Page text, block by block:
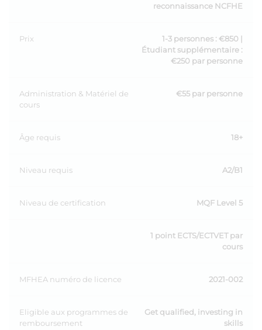
reconnaissance NCFHE
Prix
1-3 personnes : €850 |
Étudiant supplémentaire :
€250 par personne
Administration & Matériel de
cours
€55 par personne
Âge requis 18+
Niveau requis A2/B1
Niveau de certification MQF Level 5
1 point ECTS/ECTVET par
cours
MFHEA numéro de licence 2021-002
Eligible aux programmes de
remboursement
Get qualified, investing in
skills